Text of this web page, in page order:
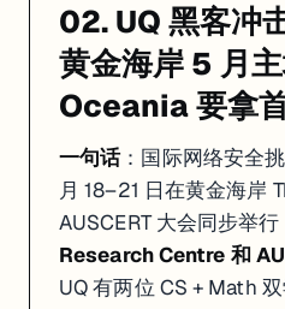
02. UQ 黑客冲
黄金海岸 5 月
Oceania 要拿
一句话：国际网络安全
月 18–21 日在黄金海岸
AUSCERT 大会同步举行
Research Centre 和
UQ 有两位 CS + Math